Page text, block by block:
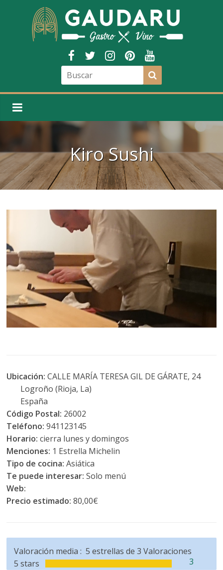
Kiro Sushi
Ubicación:CALLE MARÍA TERESA GIL DE GÁRATE, 24
Logroño (Rioja, La)
España
Código Postal: 26002
Teléfono:941123145
Horario:cierra lunes y domingos
Menciones: 1 Estrella Michelin
Tipo de cocina:Asiática
Te puede interesar:Solo menú
Web:
Precio estimado:80,00€
Valoración media :
5 stars
3
5 estrellas de3 Valoraciones